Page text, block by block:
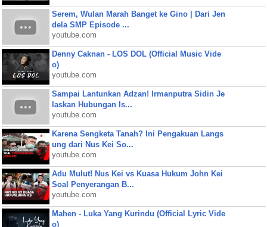
Serem, Wulan Marah Banget ke Gino | Dari Jen
dela SMP Episode ...
youtube.com
Denny Caknan - LOS DOL (Official Music Vide
o)
youtube.com
Sampai Lantunkan Adzan! Irmanputra Sidin Je
laskan Hubungan Is...
youtube.com
Karena Sengketa Tanah? Ini Pengakuan Langs
ung dari Nus Kei So...
youtube.com
Adu Mulut! Nus Kei vs Kuasa Hukum John Kei
Soal Penyerangan B...
youtube.com
Mahen - Luka Yang Kurindu (Official Lyric Vide
o)